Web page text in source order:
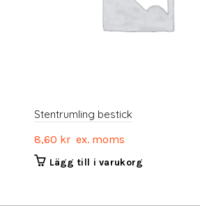
Stentrumling bestick
8,60 krex. moms
Lägg till i varukorg